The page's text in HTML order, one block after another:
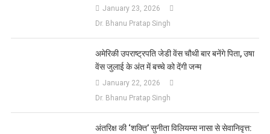
January 23, 2026
Dr. Bhanu Pratap Singh
अमेरिकी उपराष्ट्रपति जेडी वेंस चौथी बार बनेंगे पिता, उषा
वेंस जुलाई के अंत में बच्चे को देंगी जन्म
January 22, 2026
Dr. Bhanu Pratap Singh
अंतरिक्ष की ‘शक्ति’ सुनीता विलियम्स नासा से सेवानिवृत्त: